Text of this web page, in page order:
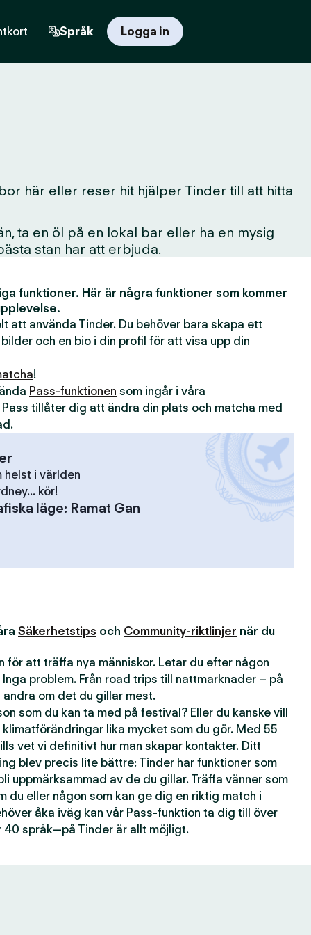
Språk Logga in
här eller reser hit hjälper Tinder till att hitta
ta en öl på en lokal bar eller ha en mysig
stan har att erbjuda.
funktioner. Här är några funktioner som kommer
att använda Tinder. Du behöver bara skapa ett
och en bio i din profil för att visa upp din
!
Pass-funktionen som ingår i våra
Pass tillåter dig att ändra din plats och matcha med
helst i världen
kör!
läge: Ramat Gan
Säkerhetstips och Community-riktlinjer när du
för att träffa nya människor. Letar du efter någon
problem. Från road trips till nattmarknader – på
om det du gillar mest.
som du kan ta med på festival? Eller du kanske vill
klimatförändringar lika mycket som du gör. Med 55
vet vi definitivt hur man skapar kontakter. Ditt
blev precis lite bättre: Tinder har funktioner som
uppmärksammad av de du gillar. Träffa vänner som
du eller någon som kan ge dig en riktig match i
åka iväg kan vår Pass-funktion ta dig till över
40 språk—på Tinder är allt möjligt.